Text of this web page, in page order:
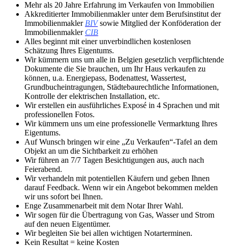
Mehr als 20 Jahre Erfahrung im Verkaufen von Immobilien
Akkreditierter Immobilienmakler unter dem Berufsinstitut der
Immobilienmakler BIVsowie Mitglied der Konföderation der
Immobilienmakler CIB
Alles beginnt mit einer unverbindlichen kostenlosen
Schätzung Ihres Eigentums.
Wir kümmern uns um alle in Belgien gesetzlich verpflichtende
Dokumente die Sie brauchen, um Ihr Haus verkaufen zu
können, u.a. Energiepass, Bodenattest, Wassertest,
Grundbucheintragungen, Städtebaurechtliche Informationen,
Kontrolle der elektrischen Installation, etc.
Wir erstellen ein ausführliches Exposé in 4 Sprachen und mit
professionellen Fotos.
Wir kümmern uns um eine professionelle Vermarktung Ihres
Eigentums.
Auf Wunsch bringen wir eine „Zu Verkaufen“-Tafel an dem
Objekt an um die Sichtbarkeit zu erhöhen
Wir führen an 7/7 Tagen Besichtigungen aus, auch nach
Feierabend.
Wir verhandeln mit potentiellen Käufern und geben Ihnen
darauf Feedback. Wenn wir ein Angebot bekommen melden
wir uns sofort bei Ihnen.
Enge Zusammenarbeit mit dem Notar Ihrer Wahl.
Wir sogen für die Übertragung von Gas, Wasser und Strom
auf den neuen Eigentümer.
Wir begleiten Sie bei allen wichtigen Notarterminen.
Kein Resultat = keine Kosten